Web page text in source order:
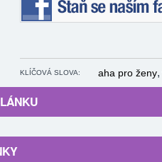
KLÍČOVÁ SLOVA: aha pro ženy,